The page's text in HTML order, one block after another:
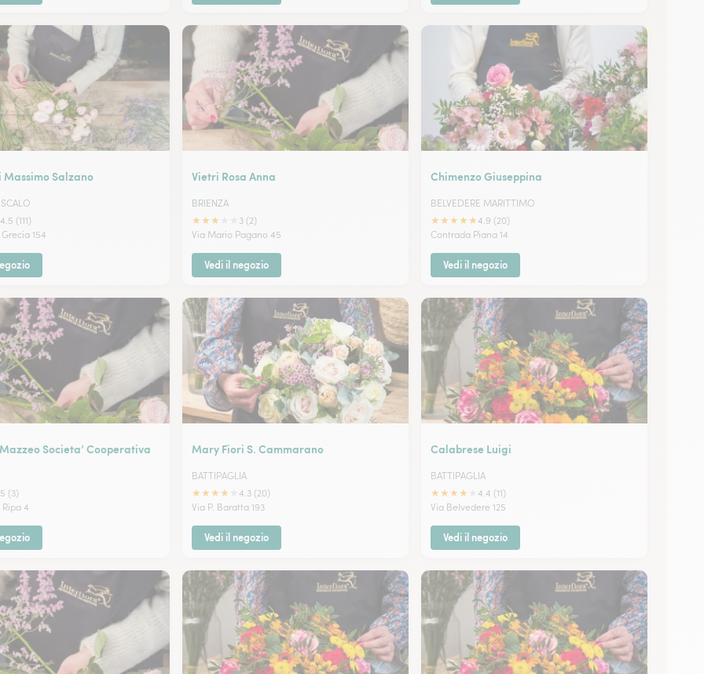
Salzano
4.5 (111)
154
Vietri Rosa Anna
BRIENZA
★★★
3 (2)
Via Mario Pagano 45
Vedi il negozio
Chimenzo Giuseppina
BELVEDERE MARITTIMO
★★★★★4.9 (20)
Contrada Piana 14
Vedi il negozio
Societa’ Cooperativa
5 (3)
4
Mary Fiori S. Cammarano
BATTIPAGLIA
★★★★
4.3 (20)
Via P. Baratta 193
Vedi il negozio
Calabrese Luigi
BATTIPAGLIA
★★★★
4.4 (11)
Via Belvedere 125
Vedi il negozio